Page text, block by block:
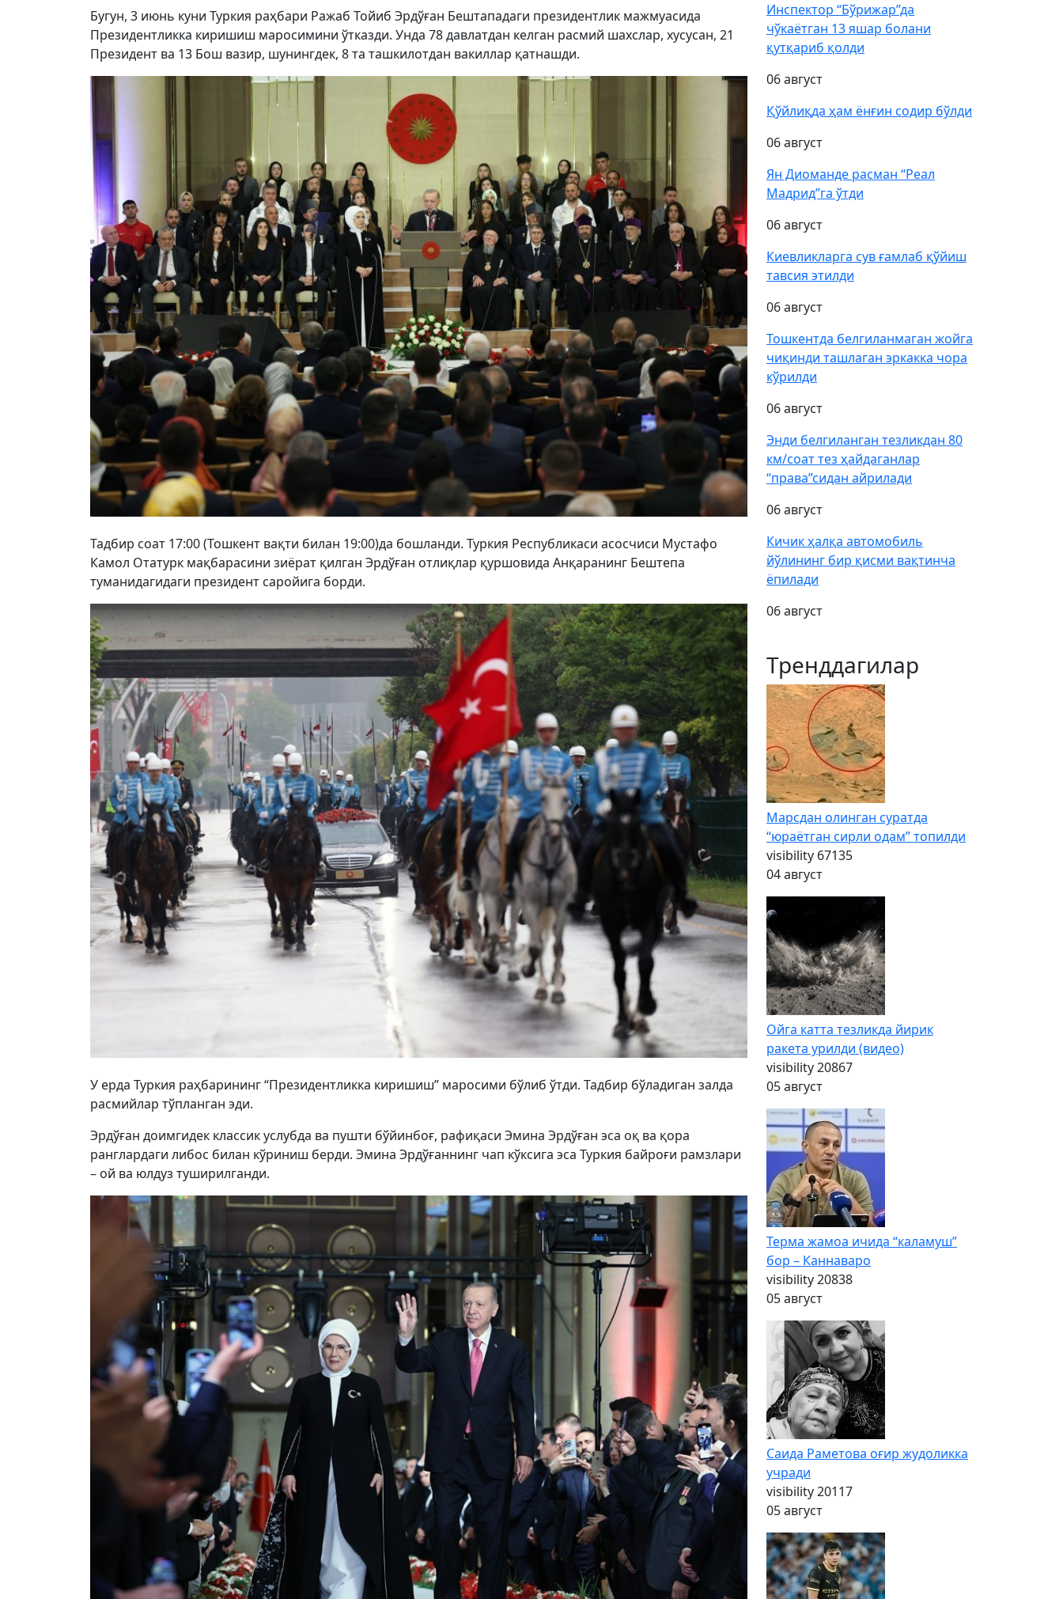
Бугун, 3 июнь куни Туркия раҳбари Ражаб Тойиб Эрдўған Бештападаги президентлик мажмуасида
Президентликка киришиш маросимини ўтказди. Унда 78 давлатдан келган расмий шахслар, хусусан, 21
Президент ва 13 Бош вазир, шунингдек, 8 та ташкилотдан вакиллар қатнашди.
Тадбир соат 17:00 (Тошкент вақти билан 19:00)да бошланди. Туркия Республикаси асосчиси Мустафо
Камол Отатурк мақбарасини зиёрат қилган Эрдўған отлиқлар қуршовида Анқаранинг Бештепа
туманидагидаги президент саройига борди.
У ерда Туркия раҳбарининг “Президентликка киришиш” маросими бўлиб ўтди. Тадбир бўладиган залда
расмийлар тўпланган эди.
Эрдўған доимгидек классик услубда ва пушти бўйинбоғ, рафиқаси Эмина Эрдўған эса оқ ва қора
ранглардаги либос билан кўриниш берди. Эмина Эрдўғаннинг чап кўксига эса Туркия байроғи рамзлари
– ой ва юлдуз туширилганди.
Инспектор “Бўрижар”да
чўкаётган 13 яшар болани
қутқариб қолди
06 август
Қўйлиқда ҳам ёнғин содир бўлди
06 август
Ян Диоманде расман “Реал
Мадрид”га ўтди
06 август
Киевликларга сув ғамлаб қўйиш
тавсия этилди
06 август
Тошкентда белгиланмаган жойга
чиқинди ташлаган эркакка чора
кўрилди
06 август
Энди белгиланган тезликдан 80
км/соат тез ҳайдаганлар
“права”сидан айрилади
06 август
Кичик ҳалқа автомобиль
йўлининг бир қисми вақтинча
ёпилади
06 август
Тренддагилар
Марсдан олинган суратда
“юраётган сирли одам” топилди
visibility 67135
04 август
Ойга катта тезликда йирик
ракета урилди (видео)
visibility20867
05 август
Терма жамоа ичида “каламуш”
бор – Каннаваро
visibility20838
05 август
Саида Раметова оғир жудоликка
учради
visibility20117
05 август